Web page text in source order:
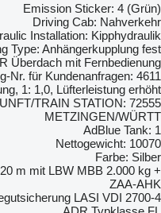
Emission Sticker: 4 (Grün)
Driving Cab: Nahverkehr
Installation: Kipphydraulik
Type: Anhängerkupplung fest
Überdach mit Fernbedienung
Nr. für Kundenanfragen: 4611
1: 1,0, Lüfterleistung erhöht
TRAIN STATION: 72555
METZINGEN/WÜRTT
AdBlue Tank: 1
Nettogewicht: 10070
Farbe: Silber
m mit LBW MBB 2.000 kg +
ZAA-AHK
4-reihige rückwärtige Ladegutsicherung LASI VDI 2700